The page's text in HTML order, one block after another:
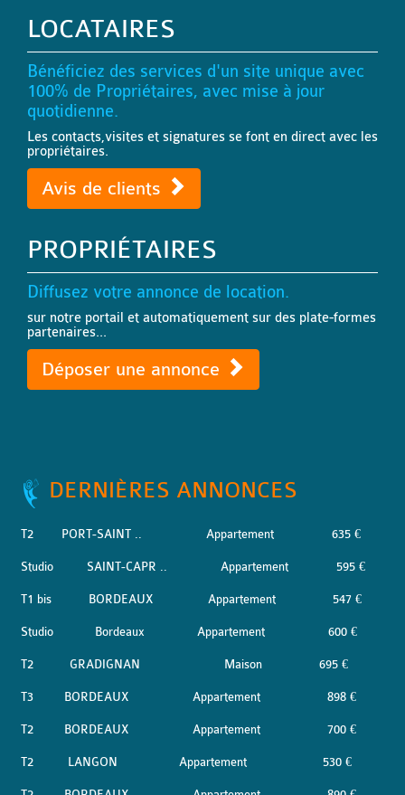
LOCATAIRES
Bénéficiez des services d'un site unique avec
100% de Propriétaires, avec mise à jour
quotidienne.
Les contacts,visites et signatures se font en direct avec les
propriétaires.
Avis de clients
PROPRIÉTAIRES
Diffusez votre annonce de location.
sur notre portail et automatiquement sur des plate-formes
partenaires...
Déposer une annonce
DERNIÈRES ANNONCES
T2 PORT-SAINT .. Appartement 635 €
Studio SAINT-CAPR .. Appartement 595 €
T1 bis BORDEAUX Appartement 547 €
Studio Bordeaux Appartement 600 €
T2 GRADIGNAN Maison 695 €
T3 BORDEAUX Appartement 898 €
T2 BORDEAUX Appartement 700 €
T2 LANGON Appartement 530 €